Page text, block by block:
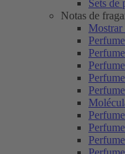
Sets de
Notas de
Mostrar